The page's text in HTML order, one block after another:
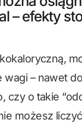
– efekty
– nawet
czy o takie
możesz